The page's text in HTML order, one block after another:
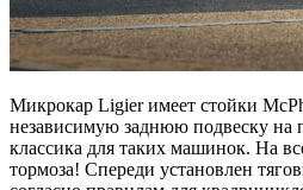
Микрокар Ligier имеет стойки
независимую заднюю подвеску на
классика для таких машинок. На
тормоза! Спереди установлен